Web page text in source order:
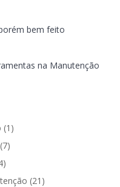
bem feito
na Manutenção
(1)
(7)
(21)